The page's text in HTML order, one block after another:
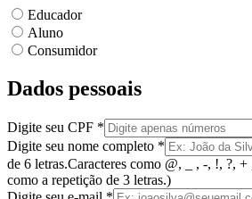
Educador
Aluno
Consumidor
Dados pessoais
Digite seu CPF *
Digite seu nome completo *
de 6 letras.Caracteres como @, _ , -, !, ?,
como a repetição de 3 letras.)